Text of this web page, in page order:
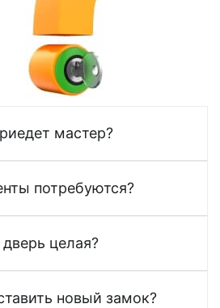
мастер?
потребуются?
целая?
новый замок?